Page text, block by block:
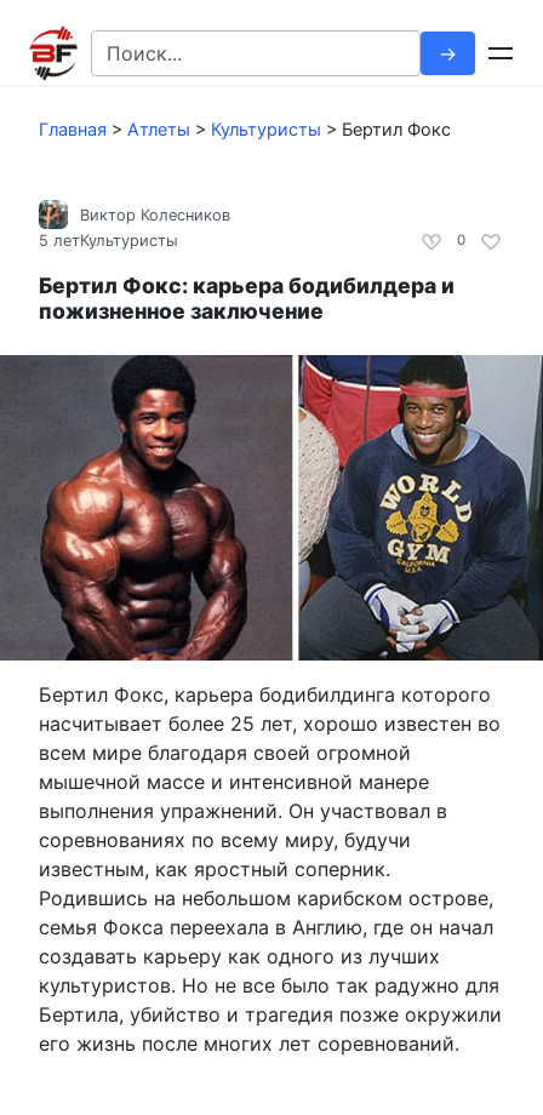
контенту
Search
for:
Главная > Атлеты > Культуристы > Бертил Фокс
0
Виктор Колесников
5 летКультуристы
Бертил Фокс: карьера бодибилдера и
пожизненное заключение
Бертил Фокс, карьера бодибилдинга которого
насчитывает более 25 лет, хорошо известен во
всем мире благодаря своей огромной
мышечной массе и интенсивной манере
выполнения упражнений. Он участвовал в
соревнованиях по всему миру, будучи
известным, как яростный соперник.
Родившись на небольшом карибском острове,
семья Фокса переехала в Англию, где он начал
создавать карьеру как одного из лучших
культуристов. Но не все было так радужно для
Бертила, убийство и трагедия позже окружили
его жизнь после многих лет соревнований.